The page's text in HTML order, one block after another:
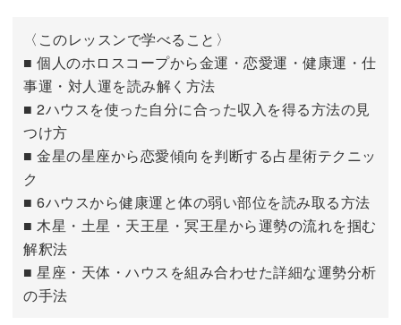
金運では自分に合った収入を得る方法や才能についてがわ
かり、仕事運、対人運にもつながってきます。
運命の歯車がどのように回っているのか、自分の人生を紐
解いていきましょう。
人間関係を円滑にするヒント
〈このレッスンで学べること〉
■ 個人のホロスコープから金運・恋愛運・健康運・仕
事運・対人運を読み解く方法
■ 2ハウスを使った自分に合った収入を得る方法の見
つけ方
■ 金星の星座から恋愛傾向を判断する占星術テクニッ
ク
■ 6ハウスから健康運と体の弱い部位を読み取る方法
■ 木星・土星・天王星・冥王星から運勢の流れを掴む
解釈法
■ 星座・天体・ハウスを組み合わせた詳細な運勢分析
の手法